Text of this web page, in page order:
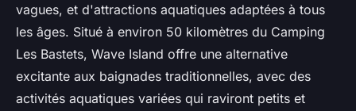
vagues, et d'attractions aquatiques adaptées à tous
les âges. Situé à environ 50 kilomètres du Camping
Les Bastets, Wave Island offre une alternative
excitante aux baignades traditionnelles, avec des
activités aquatiques variées qui raviront petits et